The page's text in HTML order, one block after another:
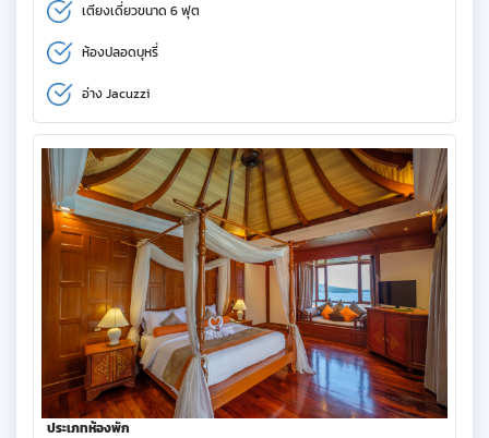
เตียงเดี่ยวขนาด 6 ฟุต
ห้องปลอดบุหรี่
อ่าง Jacuzzi
ประเภทห้องพัก